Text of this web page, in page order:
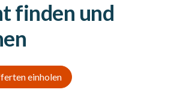
finden und
einholen